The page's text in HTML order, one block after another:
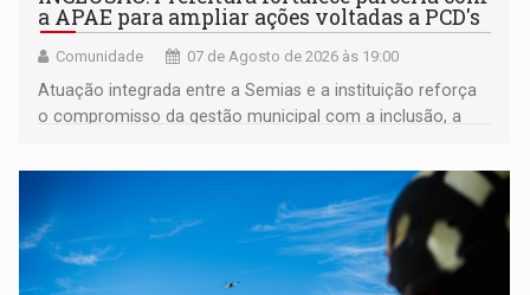
a APAE para ampliar ações voltadas a PCD's
Comunidade 07 de Agosto de 2026 às 19:00
Atuação integrada entre a Semias e a instituição reforça
o compromisso da gestão municipal com a inclusão, a